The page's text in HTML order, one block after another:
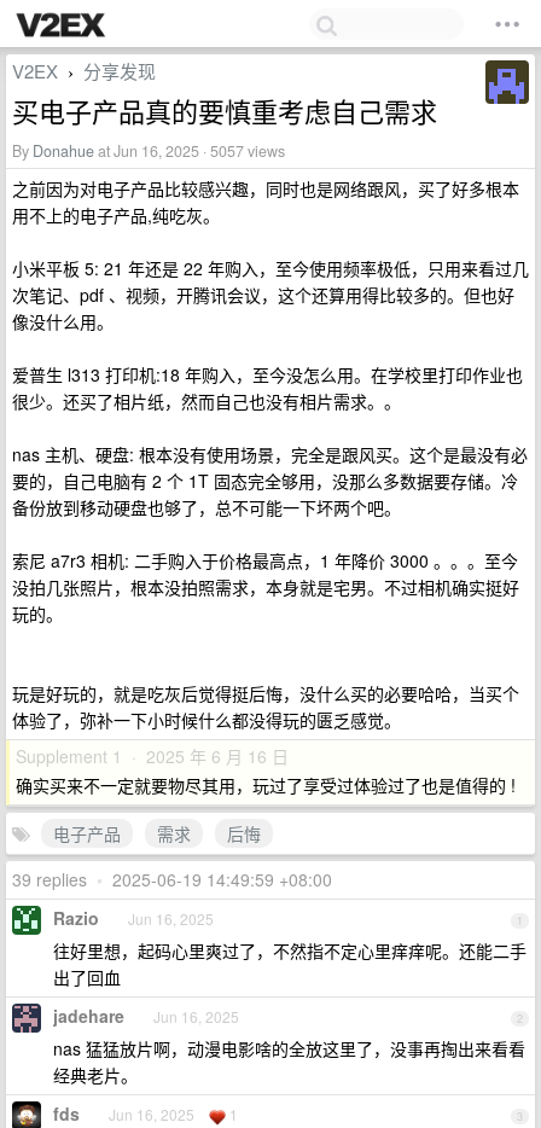
V2EX › 分享发现
买电子产品真的要慎重考虑自己需求
By Donahueat Jun 16, 2025 · 5057 views
之前因为对电子产品比较感兴趣，同时也是网络跟风，买了好多根本
用不上的电子产品,纯吃灰。
小米平板 5: 21 年还是 22 年购入，至今使用频率极低，只用来看过几
次笔记、pdf 、视频，开腾讯会议，这个还算用得比较多的。但也好
像没什么用。
爱普生 l313 打印机:18 年购入，至今没怎么用。在学校里打印作业也
很少。还买了相片纸，然而自己也没有相片需求。。
nas 主机、硬盘: 根本没有使用场景，完全是跟风买。这个是最没有必
要的，自己电脑有 2 个 1T 固态完全够用，没那么多数据要存储。冷
备份放到移动硬盘也够了，总不可能一下坏两个吧。
索尼 a7r3 相机: 二手购入于价格最高点，1 年降价 3000 。。。至今
没拍几张照片，根本没拍照需求，本身就是宅男。不过相机确实挺好
玩的。
玩是好玩的，就是吃灰后觉得挺后悔，没什么买的必要哈哈，当买个
体验了，弥补一下小时候什么都没得玩的匮乏感觉。
Supplement 1 · 2025 年 6 月 16 日
确实买来不一定就要物尽其用，玩过了享受过体验过了也是值得的 !
电子产品
需求
后悔
39 replies • 2025-06-19 14:49:59 +08:00
1
Razio Jun 16, 2025
往好里想，起码心里爽过了，不然指不定心里痒痒呢。还能二手
出了回血
2
jadehare Jun 16, 2025
nas 猛猛放片啊，动漫电影啥的全放这里了，没事再掏出来看看
经典老片。
3
fds Jun 16, 2025 1